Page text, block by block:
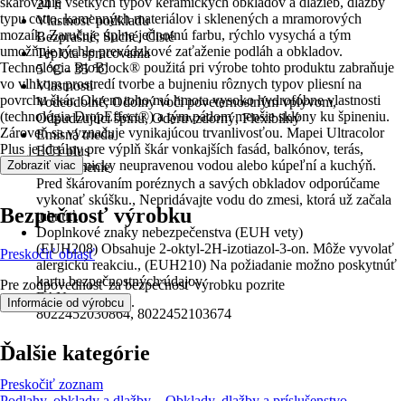
24 h
Vlastnosť podkladu
Bezprašné, Suché, Čisté
Teplota spracovania
5 °C - 35 °C
Vlastnosti
Vodeodolné, Odolný voči poveternostným vplyvom,
Odpudzujúci špinu, Oderuvzdorný, Flexibilný
Emisná trieda
EC1 plus
Upozornenie
Pred škárovaním poréznych a savých obkladov odporúčame
vykonať skúšku., Nepridávajte vodu do zmesi, ktorá už začala
tuhnúť.
Doplnkové znaky nebezpečenstva (EUH vety)
(EUH208) Obsahuje 2-oktyl-2H-izotiazol-3-on. Môže vyvolať
alergickú reakciu., (EUH210) Na požiadanie možno poskytnúť
kartu bezpečnostných údajov.
EAN
8022452030864, 8022452103674
typu cotto, kamenných materiálov i sklenených a mramorových
mozaík. Zaručuje úplne jednotnú farbu, rýchlo vysychá a tým
umožňuje rýchle prevádzkové zaťaženie podláh a obkladov.
Technológia BioBlock® použitá pri výrobe tohto produktu zabraňuje
vo vlhkom prostredí tvorbe a bujneniu rôznych typov pliesní na
povrchu škár. Okrem toho má hmota vysoko hydrofóbne vlastnosti
(technológia DropEffect®) a tým pádom menšie sklony ku špineniu.
Zároveň sa vyznačuje vynikajúcou trvanlivosťou. Mapei Ultracolor
Plus je ideálny pre výplň škár vonkajších fasád, balkónov, terás,
bazénov s chemicky neupravenou vodou alebo kúpeľní a kuchýň.
Zobraziť viac
Bezpečnosť výrobku
Preskočiť oblasť
Pre zodpovednosť za bezpečnosť výrobku pozrite
Informácie od výrobcu .
Ďalšie kategórie
Preskočiť zoznam